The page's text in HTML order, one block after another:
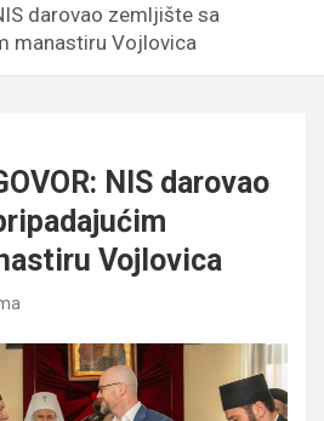
darovao zemljište sa
manastiru Vojlovica
NIS darovao
Vojlovica